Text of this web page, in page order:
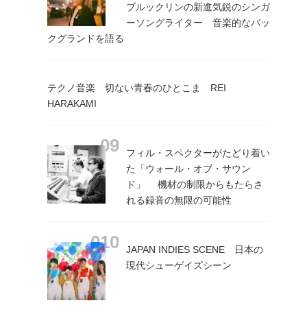
ブルックリンの新進気鋭のシンガ
ーソングライター 音楽的なバッ
クグランドを語る
テクノ音楽 切ない青春のひとこま REI
HARAKAMI
フィル・スペクターがたどり着い
た「ウォール・オブ・サウン
ド」 機材の制限からもたらさ
れる録音の無限の可能性
JAPAN INDIES SCENE 日本の
現代シューゲイズシーン